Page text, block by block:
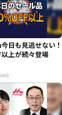
日も見逃せない！
上が続々登場
）